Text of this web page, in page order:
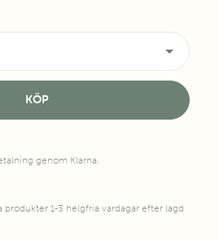
KÖP
genom Klarna.
produkter 1-3 helgfria vardagar efter lagd